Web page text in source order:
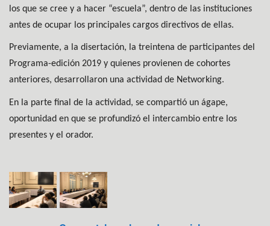
los que se cree y a hacer “escuela”, dentro de las instituciones
antes de ocupar los principales cargos directivos de ellas.
Previamente, a la disertación, la treintena de participantes del
Programa-edición 2019 y quienes provienen de cohortes
anteriores, desarrollaron una actividad de Networking.
En la parte final de la actividad, se compartió un ágape,
oportunidad en que se profundizó el intercambio entre los
presentes y el orador.